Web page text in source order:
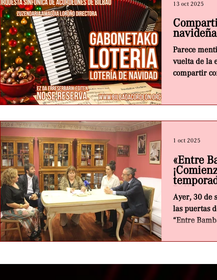
Parece
vuelta de la
compartir
*¡NO SE
la BAOS
Bilbao)_
16.30 a
13 oct 2025
«Entre
Bilbao!
Ayer, 30 de
las puertas
“Entre
1 oct 2025